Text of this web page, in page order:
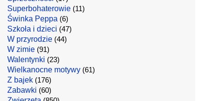
Superbohaterowie (11)
Świnka Peppa (6)
Szkoła i dzieci (47)
W przyrodzie (44)
W zimie (91)
Walentynki (23)
Wielkanocne motywy (61)
Z bajek (176)
Zabawki (60)